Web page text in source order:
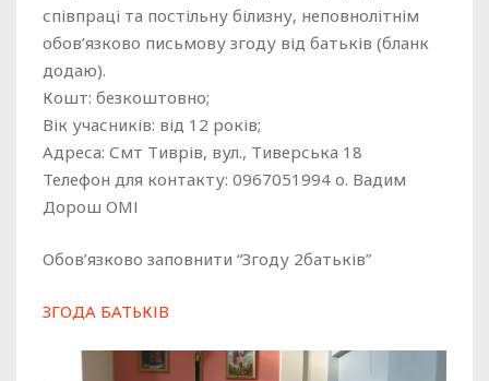
співпраці та постільну білизну, неповнолітнім
обов’язково письмову згоду від батьків (бланк
додаю).
Кошт: безкоштовно;
Вік учасників: від 12 років;
Адреса: Смт Тиврів, вул., Тиверська 18
Телефон для контакту: 0967051994 о. Вадим
Дорош ОМІ
Обов’язково заповнити “Згоду 2батьків”
ЗГОДА БАТЬКІВ